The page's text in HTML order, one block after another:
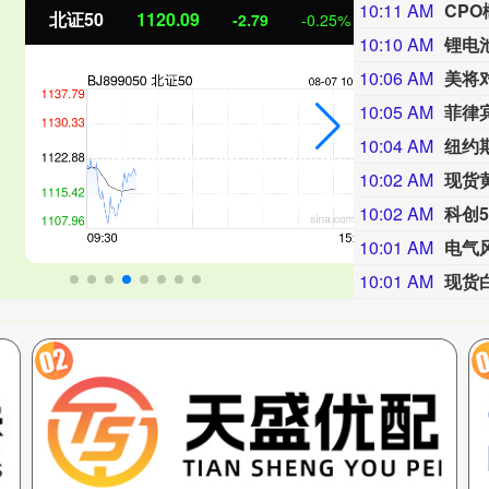
1120.09 -2.79 -0.25% 创业板指
10:11 AM CPO
10:10 AM 锂电
10:06 AM 美将
10:05 AM
10:04 AM 纽约
10:02 AM 现货
10:02 AM
10:01 AM 电气
10:01 AM 现货